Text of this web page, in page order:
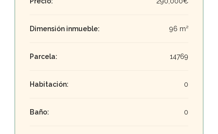
Dimensión inmueble: 96 m²
Parcela: 14769
Habitación: 0
Baño: 0